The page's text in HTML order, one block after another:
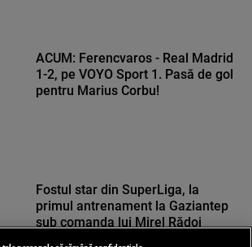
ACUM: Ferencvaros - Real Madrid
1-2, pe VOYO Sport 1. Pasă de gol
pentru Marius Corbu!
Fostul star din SuperLiga, la
primul antrenament la Gaziantep
sub comanda lui Mirel Rădoi